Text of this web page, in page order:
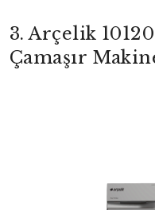
3. Arçelik
Çamaşır